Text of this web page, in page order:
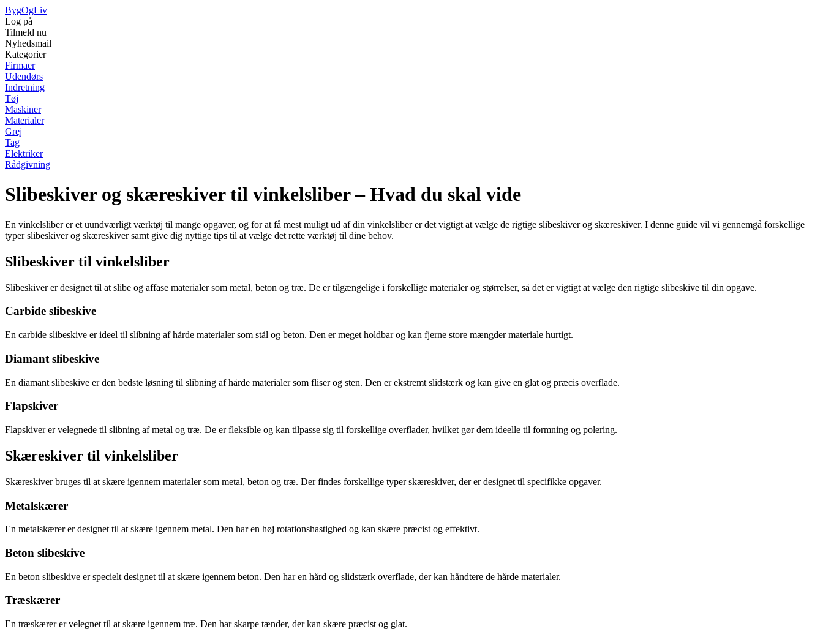
BygOgLiv
Log på
Tilmeld nu
Nyhedsmail
Kategorier
Firmaer
Udendørs
Indretning
Tøj
Maskiner
Materialer
Grej
Tag
Elektriker
Rådgivning
Slibeskiver og skæreskiver til vinkelsliber – Hvad du skal vide
En vinkelsliber er et uundværligt værktøj til mange opgaver, og for at få mest muligt ud af din vinkelsliber er det vigtigt at vælge de rigtige slibeskiver og skæreskiver. I denne guide vil vi gennemgå forskellige
typer slibeskiver og skæreskiver samt give dig nyttige tips til at vælge det rette værktøj til dine behov.
Slibeskiver til vinkelsliber
Slibeskiver er designet til at slibe og affase materialer som metal, beton og træ. De er tilgængelige i forskellige materialer og størrelser, så det er vigtigt at vælge den rigtige slibeskive til din opgave.
Carbide slibeskive
En carbide slibeskive er ideel til slibning af hårde materialer som stål og beton. Den er meget holdbar og kan fjerne store mængder materiale hurtigt.
Diamant slibeskive
En diamant slibeskive er den bedste løsning til slibning af hårde materialer som fliser og sten. Den er ekstremt slidstærk og kan give en glat og præcis overflade.
Flapskiver
Flapskiver er velegnede til slibning af metal og træ. De er fleksible og kan tilpasse sig til forskellige overflader, hvilket gør dem ideelle til formning og polering.
Skæreskiver til vinkelsliber
Skæreskiver bruges til at skære igennem materialer som metal, beton og træ. Der findes forskellige typer skæreskiver, der er designet til specifikke opgaver.
Metalskærer
En metalskærer er designet til at skære igennem metal. Den har en høj rotationshastighed og kan skære præcist og effektivt.
Beton slibeskive
En beton slibeskive er specielt designet til at skære igennem beton. Den har en hård og slidstærk overflade, der kan håndtere de hårde materialer.
Træskærer
En træskærer er velegnet til at skære igennem træ. Den har skarpe tænder, der kan skære præcist og glat.